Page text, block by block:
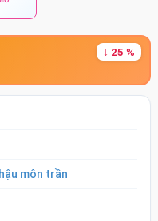
↓ 25 %
môn trần